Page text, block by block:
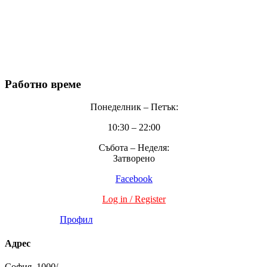
Работно време
Понеделник – Петък:
10:30 – 22:00
Събота – Неделя:
Затворено
Facebook
Log in / Register
Профил
Адрес